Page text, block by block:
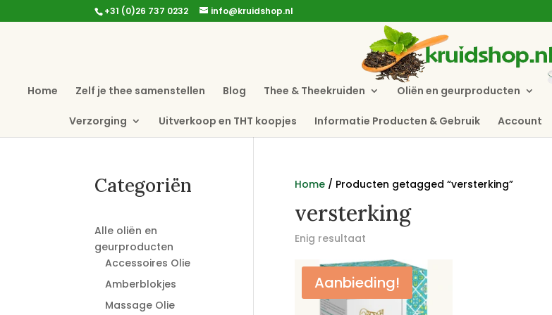
+31 (0)26 737 0232 info@kruidshop.nl
Home Zelf je thee samenstellen Blog Thee & Theekruiden Oliën en geurproducten
Verzorging Uitverkoop en THT koopjes Informatie Producten & Gebruik Account
Home/ Producten getagged “versterking”
versterking
Enig resultaat
Aanbieding!
Categoriën
Alle oliën en
geurproducten
Accessoires Olie
Amberblokjes
Massage Olie